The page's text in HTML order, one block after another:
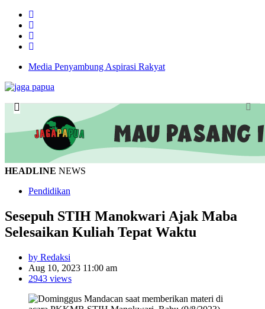
Media Penyambung Aspirasi Rakyat
HEADLINE NEWS
Pendidikan
Sesepuh STIH Manokwari Ajak Maba
Selesaikan Kuliah Tepat Waktu
by Redaksi
Aug 10, 2023 11:00 am
2943 views